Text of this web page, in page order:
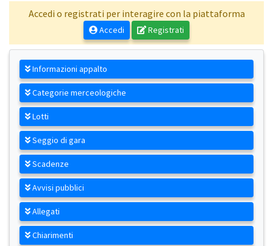
Accedi o registrati per interagire con la piattaforma
Accedi Registrati
Informazioni appalto
Categorie merceologiche
Lotti
Seggio di gara
Scadenze
Avvisi pubblici
Allegati
Chiarimenti